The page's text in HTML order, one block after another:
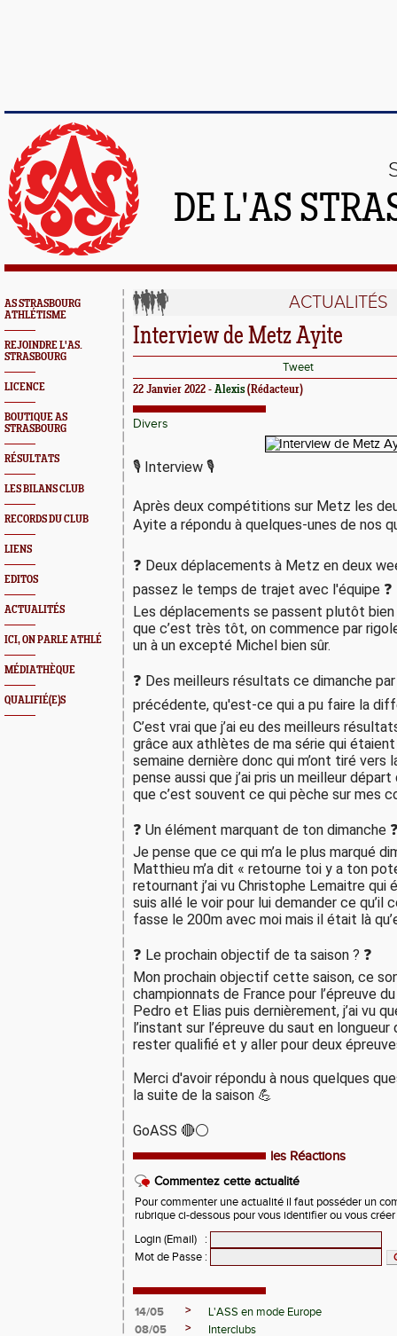
DE L'AS
AS STRASBOURG
ATHLÉTISME
REJOINDRE L'AS.
STRASBOURG
LICENCE
BOUTIQUE AS
STRASBOURG
RÉSULTATS
LES BILANS CLUB
RECORDS DU CLUB
LIENS
EDITOS
ACTUALITÉS
ICI, ON PARLE ATHLÉ
MÉDIATHÈQUE
QUALIFIÉ(E)S
ACTUALITÉS
Interview de Metz Ayite
Tweet
22 Janvier 2022 - Alexis(Rédacteur)
Divers
🎙 Interview 🎙
Après deux compétitions sur Metz les
Ayite a répondu à quelques-unes de nos
❓ Deux déplacements à Metz en deux
passez le temps de trajet avec l'équipe ❓
Les déplacements se passent plutôt bien
que c’est très tôt, on commence par
un à un excepté Michel bien sûr.
❓ Des meilleurs résultats ce dimanche
précédente, qu'est-ce qui a pu faire la
C’est vrai que j’ai eu des meilleurs
grâce aux athlètes de ma série qui
semaine dernière donc qui m’ont tiré vers
pense aussi que j’ai pris un meilleur
que c’est souvent ce qui pèche sur mes
❓ Un élément marquant de ton dimanche
Je pense que ce qui m’a le plus marqué
Matthieu m’a dit « retourne toi y a ton
retournant j’ai vu Christophe Lemaitre
suis allé le voir pour lui demander ce qu’il
fasse le 200m avec moi mais il était là
❓ Le prochain objectif de ta saison ? ❓
Mon prochain objectif cette saison, ce
championnats de France pour l’épreuve
Pedro et Elias puis dernièrement, j’ai vu
l’instant sur l’épreuve du saut en longueur
rester qualifié et y aller pour deux
Merci d'avoir répondu à nous quelques
la suite de la saison 💪
GoASS 🔴⚪
les Réactions
Commentez cette actualité
Pour commenter une actualité il faut posséder un
rubrique ci-dessous pour vous identifier ou vous
Login (Email)
:
Mot de Passe :
14/05 >
L'ASS en mode Europe
08/05
>
Interclubs